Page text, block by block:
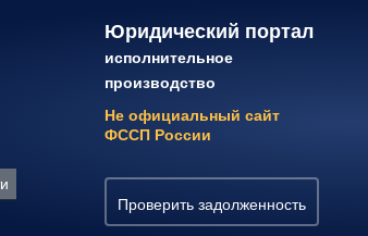
Юридический портал
исполнительное
производство
Не официальный сайт
ФССП России
Проверить задолженность